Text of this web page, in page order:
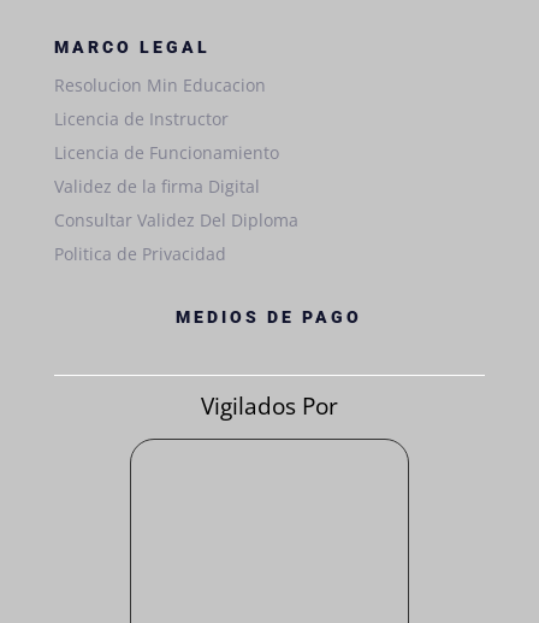
MARCO LEGAL
Resolucion Min Educacion
Licencia de Instructor
Licencia de Funcionamiento
Validez de la firma Digital
Consultar Validez Del Diploma
Politica de Privacidad
MEDIOS DE PAGO
Vigilados Por